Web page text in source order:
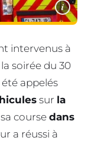
i
intervenus à
soirée du 30
appelés
sur la
course dans
a réussi à